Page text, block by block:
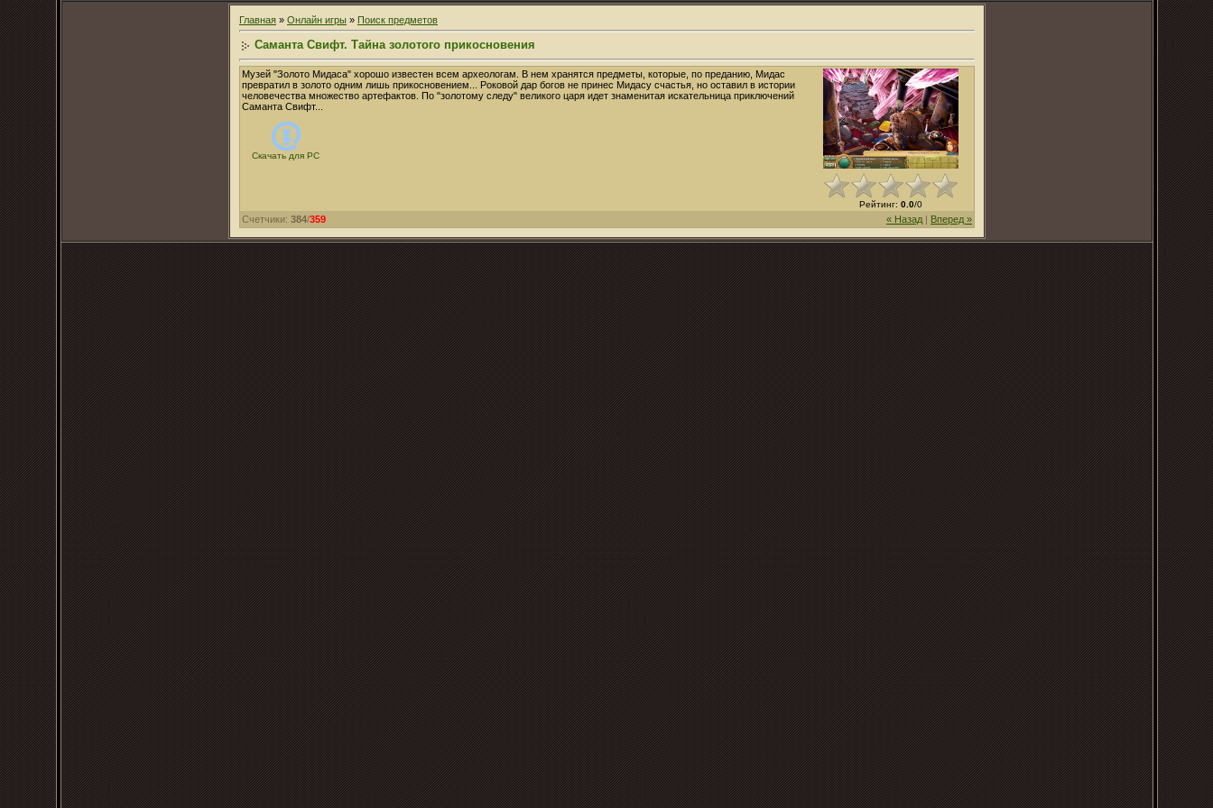
Главная » Онлайн игры » Поиск предметов
Саманта Свифт. Тайна золотого прикосновения
Музей "Золото Мидаса" хорошо известен всем археологам. В нем хранятся предметы, которые, по преданию, Мидас
превратил в золото одним лишь прикосновением... Роковой дар богов не принес Мидасу счастья, но оставил в истории
человечества множество артефактов. По "золотому следу" великого царя идет знаменитая искательница приключений
Саманта Свифт...
Скачать для PC
Рейтинг: 0.0/0
« Назад Вперед »
Счетчики: 384/359